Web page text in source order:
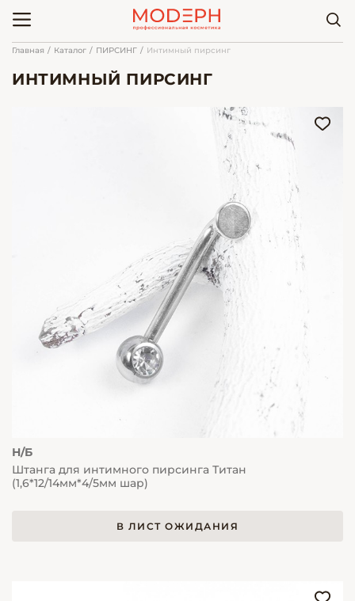
Главная Каталог ПИРСИНГ Интимный пирсинг
ИНТИМНЫЙ ПИРСИНГ
Н/Б
Штанга для интимного пирсинга Титан
(1,6*12/14мм*4/5мм шар)
В ЛИСТ ОЖИДАНИЯ